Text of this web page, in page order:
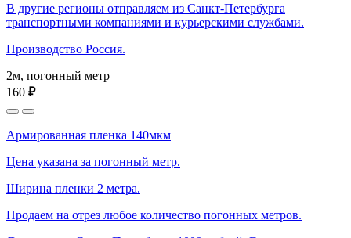
В другие регионы отправляем из Санкт-Петербурга
транспортными компаниями и курьерскими службами.
Производство Россия.
2м, погонный метр
160 ₽
Армированная пленка 140мкм
Цена указана за погонный метр.
Ширина пленки 2 метра.
Продаем на отрез любое количество погонных метров.